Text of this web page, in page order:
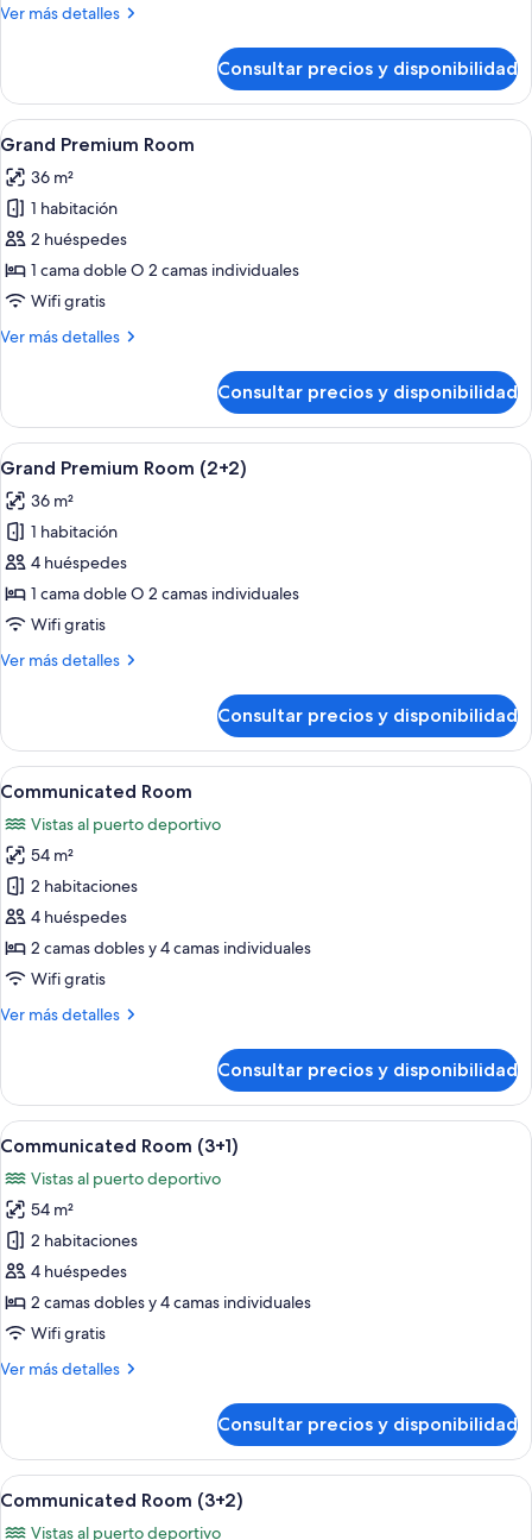
Ver más detalles
Más
Room
Consultar precios y disponibilidad
Abrir
todas
las
fotos
de
Grand
Premium
Ropa de cama de alta calidad,
5
Grand Premium Room
36 m²
1 habitación
2 huéspedes
1 cama doble O 2 camas individuales
Wifi gratis
Ver más detalles
Más
Premium
Room
Consultar precios y disponibilidad
Abrir
todas
las
fotos
de
Grand
Premium
(2+2)
Ropa de cama de alta calidad,
5
Grand Premium Room (2+2)
36 m²
1 habitación
4 huéspedes
1 cama doble O 2 camas individuales
Wifi gratis
Ver más detalles
Más
Premium
Room
(2+2)
Consultar precios y disponibilidad
Abrir
todas
las
fotos
de
Communicated
Room
Habitación de hotel con dos camas,
7
Communicated Room
Vistas al puerto deportivo
54 m²
2 habitaciones
4 huéspedes
2 camas dobles y 4 camas individuales
Wifi gratis
Ver más detalles
Más
Room
Consultar precios y disponibilidad
Abrir
todas
las
fotos
de
Communicated
Room
(3+1)
Habitación de hotel con dos camas,
6
Communicated Room (3+1)
Vistas al puerto deportivo
54 m²
2 habitaciones
4 huéspedes
2 camas dobles y 4 camas individuales
Wifi gratis
Ver más detalles
Más
Room
(3+1)
Consultar precios y disponibilidad
Abrir
todas
Habitación de hotel con dos camas,
6
Communicated Room (3+2)
Vistas al puerto deportivo